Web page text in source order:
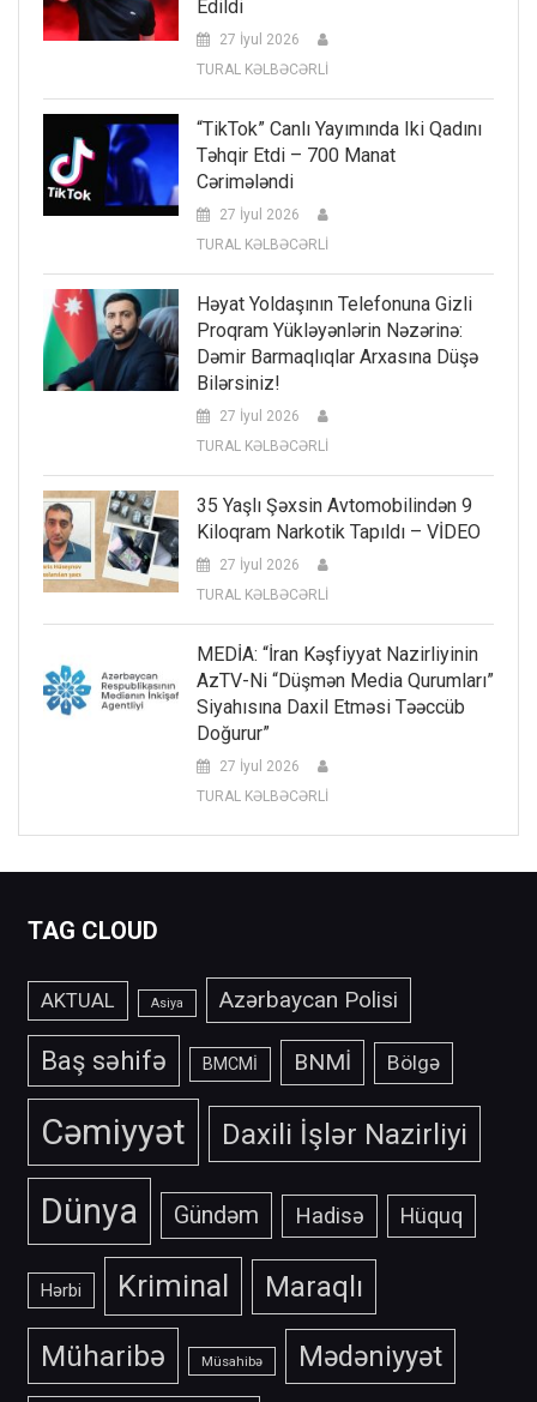
Edildi
27 İyul 2026
TURAL KƏLBƏCƏRLİ
“TikTok” Canlı Yayımında Iki Qadını
Təhqir Etdi – 700 Manat
Cərimələndi
27 İyul 2026
TURAL KƏLBƏCƏRLİ
Həyat Yoldaşının Telefonuna Gizli
Proqram Yükləyənlərin Nəzərinə:
Dəmir Barmaqlıqlar Arxasına Düşə
Bilərsiniz!
27 İyul 2026
TURAL KƏLBƏCƏRLİ
35 Yaşlı Şəxsin Avtomobilindən 9
Kiloqram Narkotik Tapıldı – VİDEO
27 İyul 2026
TURAL KƏLBƏCƏRLİ
MEDİA: “İran Kəşfiyyat Nazirliyinin
AzTV-Ni “düşmən Media Qurumları”
Siyahısına Daxil Etməsi Təəccüb
Doğurur”
27 İyul 2026
TURAL KƏLBƏCƏRLİ
TAG CLOUD
AKTUAL Asiya Azərbaycan Polisi
Baş səhifə BMCMİ BNMİ Bölgə
Cəmiyyət Daxili İşlər Nazirliyi
Dünya Gündəm Hadisə Hüquq
Hərbi Kriminal Maraqlı
Müharibə Müsahibə Mədəniyyət